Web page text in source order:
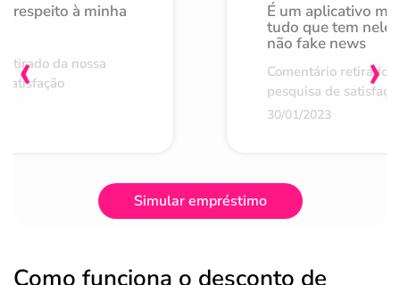
respeito à minha
da nossa
É um aplicativo
tudo que tem nele
não fake news
Comentário retirado
pesquisa de
30/01/2023
‹ ›
Simular empréstimo
Como funciona o desconto de